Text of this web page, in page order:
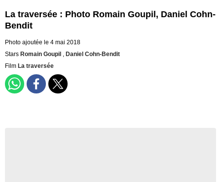
La traversée : Photo Romain Goupil, Daniel Cohn-
Bendit
Photo ajoutée le 4 mai 2018
Stars Romain Goupil , Daniel Cohn-Bendit
Film La traversée